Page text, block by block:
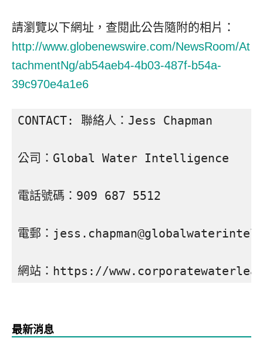
請瀏覽以下網址，查閱此公告隨附的相片：
http://www.globenewswire.com/NewsRoom/At
tachmentNg/ab54aeb4-4b03-487f-b54a-
39c970e4a1e6
CONTACT: 聯絡人：Jess Chapman
公司：Global Water Intelligence
電話號碼：909 687 5512
電郵：
網站：https://
最新消息